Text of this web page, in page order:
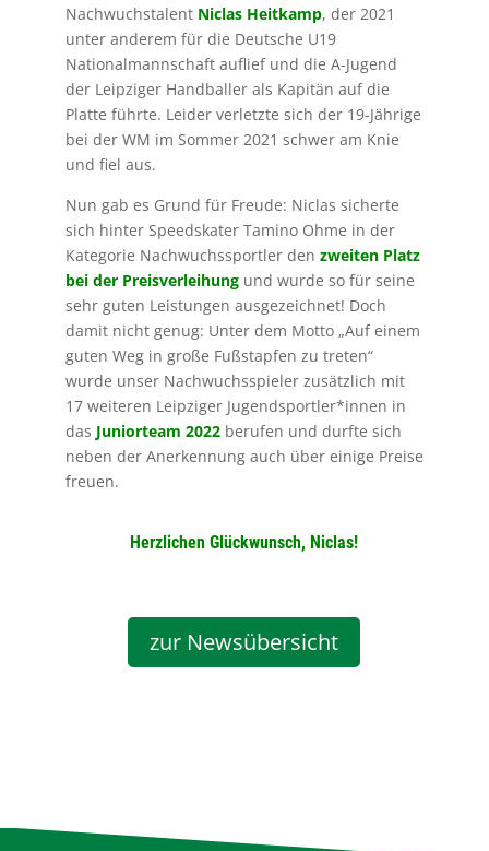
Nachwuchstalent Niclas Heitkamp, der 2021
unter anderem für die Deutsche U19
Nationalmannschaft auflief und die A-Jugend
der Leipziger Handballer als Kapitän auf die
Platte führte. Leider verletzte sich der 19-Jährige
bei der WM im Sommer 2021 schwer am Knie
und fiel aus.
Nun gab es Grund für Freude: Niclas sicherte
sich hinter Speedskater Tamino Ohme in der
Kategorie Nachwuchssportler den zweiten Platz
bei der Preisverleihungund wurde so für seine
sehr guten Leistungen ausgezeichnet! Doch
damit nicht genug: Unter dem Motto „Auf einem
guten Weg in große Fußstapfen zu treten“
wurde unser Nachwuchsspieler zusätzlich mit
17 weiteren Leipziger Jugendsportler*innen in
das Juniorteam 2022 berufen und durfte sich
neben der Anerkennung auch über einige Preise
freuen.
Herzlichen Glückwunsch, Niclas!
zur Newsübersicht